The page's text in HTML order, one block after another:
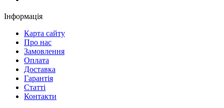
Інформація
Карта сайту
Про нас
Замовлення
Оплата
Доставка
Гарантія
Статті
Контакти